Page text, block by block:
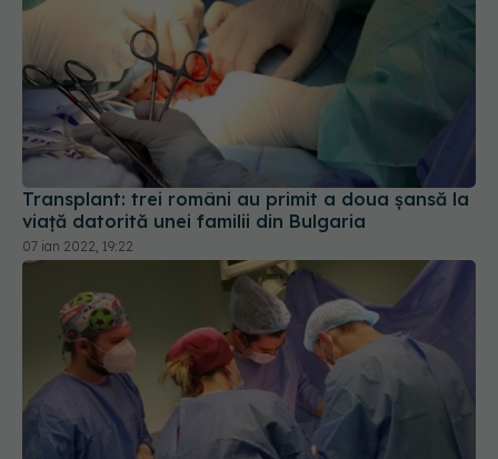
Transplant: trei români au primit a doua șansă la
viață datorită unei familii din Bulgaria
07 ian 2022, 19:22